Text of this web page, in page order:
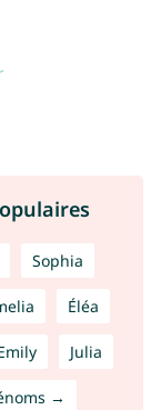
Sophia
Éléa
Julia
→